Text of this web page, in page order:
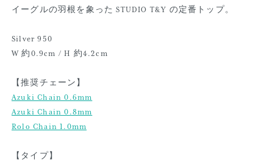
イーグルの羽根を象った STUDIO T&Y の定番トップ。
Silver 950
W 約0.9cm / H 約4.2cm
【推奨チェーン】
Azuki Chain 0.6mm
Azuki Chain 0.8mm
Rolo Chain 1.0mm
【タイプ】